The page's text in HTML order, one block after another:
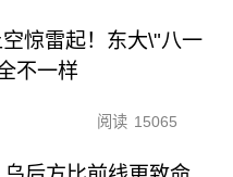
惊雷起！东大\"八一
不一样
阅读 15065